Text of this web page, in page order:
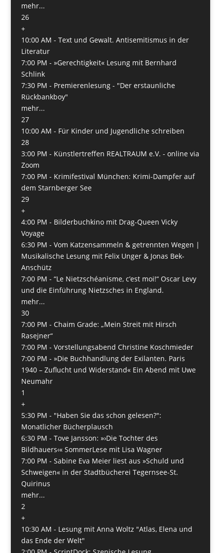
mehr...
26
+
10:00 AM - Text und Gewalt. Antisemitismus in der
Literatur
7:00 PM - »Gerechtigkeit« Lesung mit Bernhard
Schlink
7:30 PM - Premierenlesung - "Der erstaunliche
Rückbankboy"
mehr...
27
10:00 AM - Für Kinder und Jugendliche schreiben
28
3:00 PM - Künstlertreffen REALTRAUM e.V. - online via
Zoom
7:00 PM - Krimifestival München: Krimi-Dampfer auf
dem Starnberger See
29
+
4:00 PM - Bilderbuchkino mit Drag-Queen Vicky
Voyage
6:30 PM - Vom Katzensammeln & getrennten Wegen |
Musikalische Lesung mit Felix Unger & Jonas Bek-
Anschütz
7:00 PM - “Le Nietzschéanisme, c’est moi!“ Oscar Levy
und die Einführung Nietzsches in England.
mehr...
30
7:00 PM - Chaim Grade: „Mein Streit mit Hirsch
Rasejner“
7:00 PM - Vorstellungsabend Christine Koschmieder
7:00 PM - »Die Buchhandlung der Exilanten. Paris
1940 – Zuflucht und Widerstand« Ein Abend mit Uwe
Neumahr
1
+
5:30 PM - "Haben Sie das schon gelesen?":
Monatlicher Bücherplausch
6:30 PM - Tove Jansson: »›Die Tochter des
Bildhauers‹« SommerLese mit Lisa Wagner
7:00 PM - Sabine Eva Meier liest aus »Schuld und
Schweigen« in der Stadtbücherei Tegernsee-St.
Quirinus
mehr...
2
+
10:30 AM - Lesung mit Anna Woltz "Atlas, Elena und
das Ende der Welt"